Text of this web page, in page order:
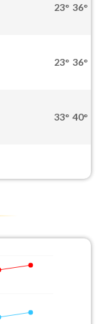
23° 36°
23° 36°
33° 40°